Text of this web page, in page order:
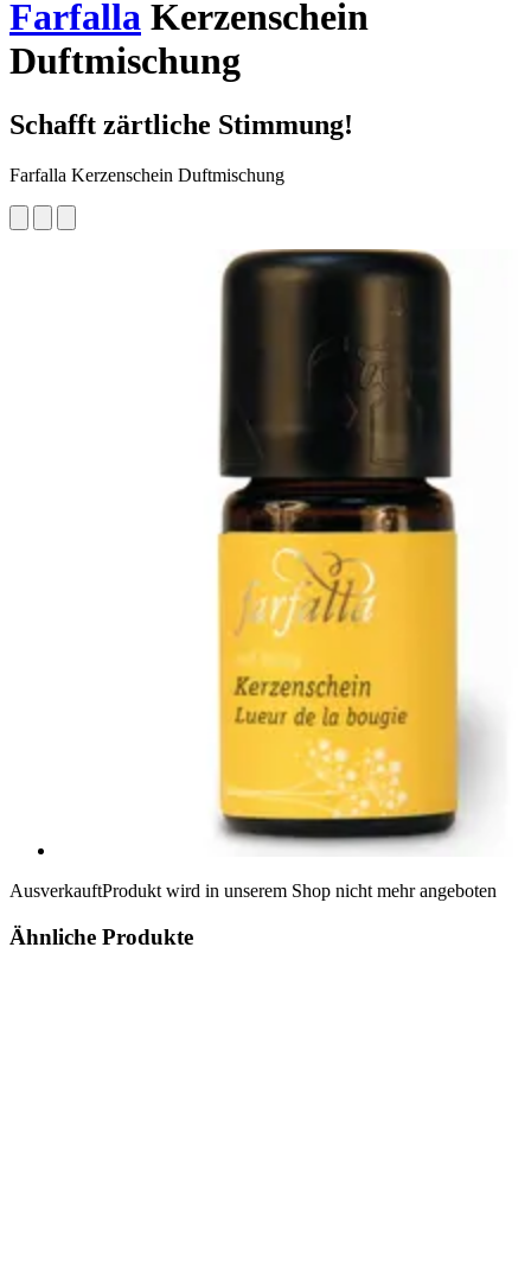
Farfalla Kerzenschein
Duftmischung
Schafft zärtliche Stimmung!
Farfalla Kerzenschein Duftmischung
AusverkauftProdukt wird in unserem Shop nicht mehr angeboten
Ähnliche Produkte